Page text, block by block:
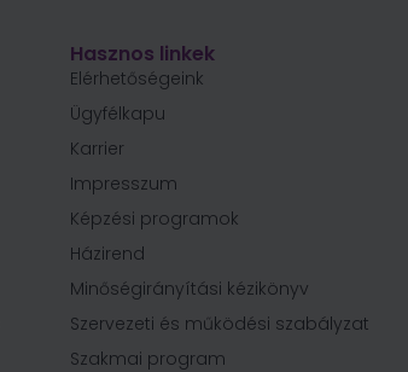
Hasznos linkek
Elérhetőségeink
Ügyfélkapu
Karrier
Impresszum
Képzési programok
Házirend
Minőségirányítási kézikönyv
Szervezeti és működési szabályzat
Szakmai program